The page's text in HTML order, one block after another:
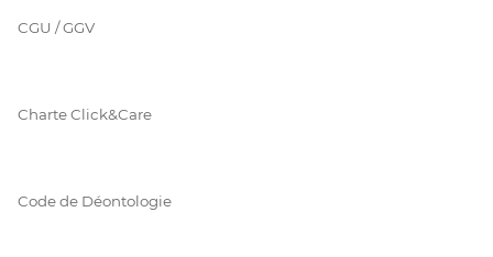
CGU / GGV
Charte Click&Care
Code de Déontologie